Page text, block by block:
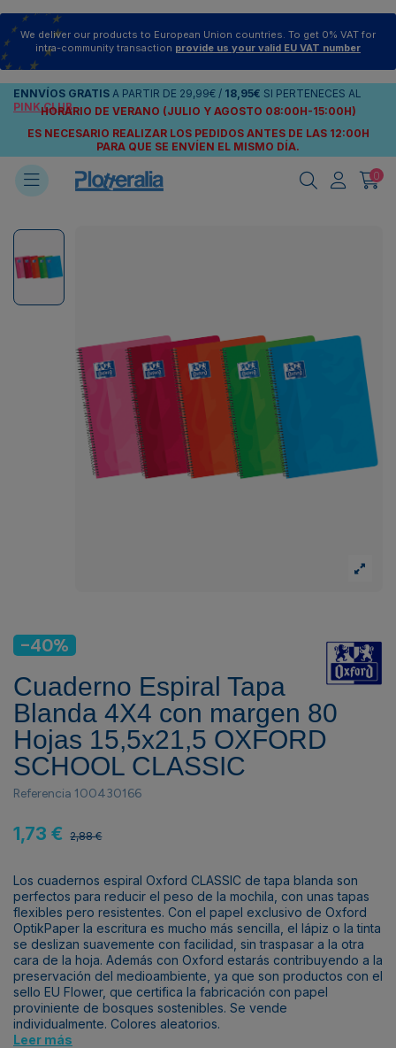
We deliver our products to European Union countries. To get 0% VAT for
intra-community transaction provide us your valid EU VAT number
ENNVÍOS GRATIS A PARTIR DE 29,99€ / 18,95€ SI PERTENECES AL
PINK CLUB
HORARIO DE VERANO (JULIO Y AGOSTO 08:00H-15:00H)
ES NECESARIO REALIZAR LOS PEDIDOS ANTES DE LAS 12:00H
PARA QUE SE ENVÍEN EL MISMO DÍA.
0
-40%
Cuaderno Espiral Tapa
Blanda 4X4 con margen 80
Hojas 15,5x21,5 OXFORD
SCHOOL CLASSIC
Referencia 100430166
1,73 € 2,88 €
Los cuadernos espiral Oxford CLASSIC de tapa blanda son
perfectos para reducir el peso de la mochila, con unas tapas
flexibles pero resistentes. Con el papel exclusivo de Oxford
OptikPaper la escritura es mucho más sencilla, el lápiz o la tinta
se deslizan suavemente con facilidad, sin traspasar a la otra
cara de la hoja. Además con Oxford estarás contribuyendo a la
preservación del medioambiente, ya que son productos con el
sello EU Flower, que certifica la fabricación con papel
proviniente de bosques sostenibles. Se vende
individualmente. Colores aleatorios.
Leer más